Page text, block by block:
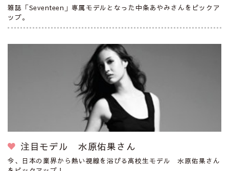
雑誌「Seventeen」専属モデルとなった中条あやみさんをピックア
ップ。
注目モデル 水原佑果さん
今、日本の業界から熱い視線を浴びる高校生モデル 水原佑果さん